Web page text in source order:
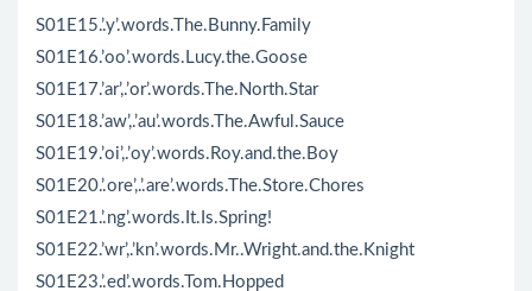
S01E15.’.y’.words.The.Bunny.Family
S01E16.’oo’.words.Lucy.the.Goose
S01E17.’ar’,.’or’.words.The.North.Star
S01E18.’aw’,.’au’.words.The.Awful.Sauce
S01E19.’oi’,.’oy’.words.Roy.and.the.Boy
S01E20.’.ore’,.’.are’.words.The.Store.Chores
S01E21.’.ng’.words.It.Is.Spring!
S01E22.’wr’,.’kn’.words.Mr..Wright.and.the.Knight
S01E23.’.ed’.words.Tom.Hopped